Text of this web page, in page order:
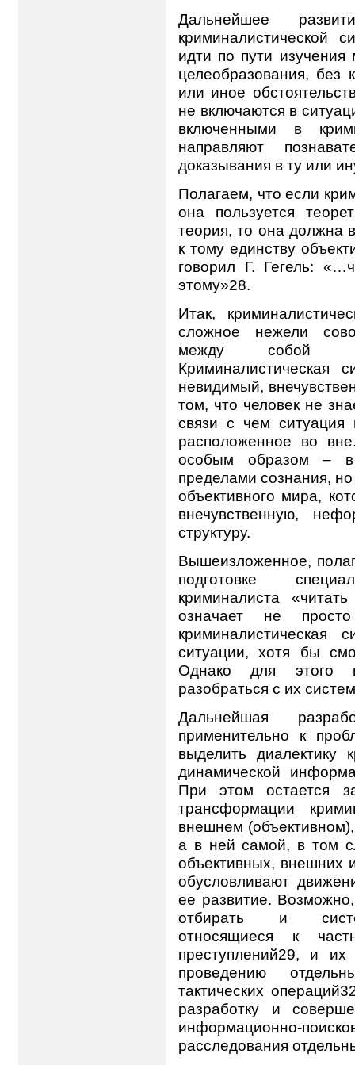
Дальнейшее
криминалистической
идти по пути
целеобразования, без
или иное
не включаются в
включенными в
направляют
доказывания в ту или
Полагаем, что если
она пользуется
теория, то она должна
к тому единству
говорил Г. Гегель:
этому»28.
Итак,
сложное нежели
между собой
Криминалистическая
невидимый,
том, что человек не
связи с чем ситуация
расположенное во
особым образом – в
пределами сознания,
объективного мира,
внечувственную,
структуру.
Вышеизложенное,
подготовке
криминалиста
означает не
ситуации, хотя бы
Однако для этого
разобраться с их
Дальнейшая
применительно к
выделить диалектику
динамической
При этом остается
трансформации
внешнем
а в ней самой, в том
объективных, внешних
обусловливают
ее развитие.
отбирать и
относящиеся к
преступлений29, и их
проведению
тактических
разработку и
информационно-
расследования